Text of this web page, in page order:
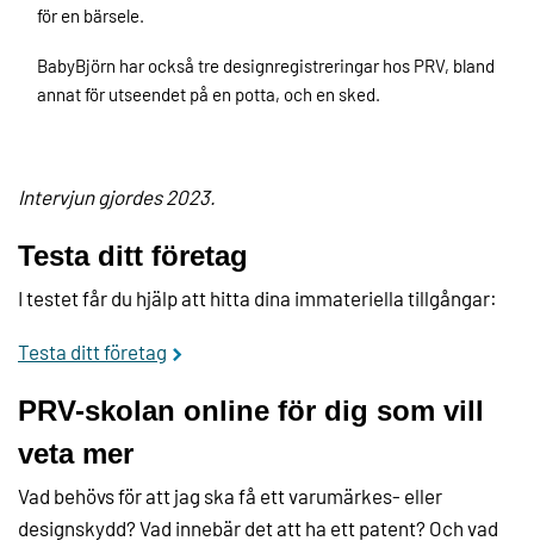
för en bärsele.
BabyBjörn har också tre designregistreringar hos PRV, bland
annat för utseendet på en potta, och en sked.
Intervjun gjordes 2023.
Testa ditt företag
I testet får du hjälp att hitta dina immateriella tillgångar:
Testa ditt företag
PRV-skolan online för dig som vill
veta mer
Vad behövs för att jag ska få ett varumärkes- eller
designskydd? Vad innebär det att ha ett patent? Och vad